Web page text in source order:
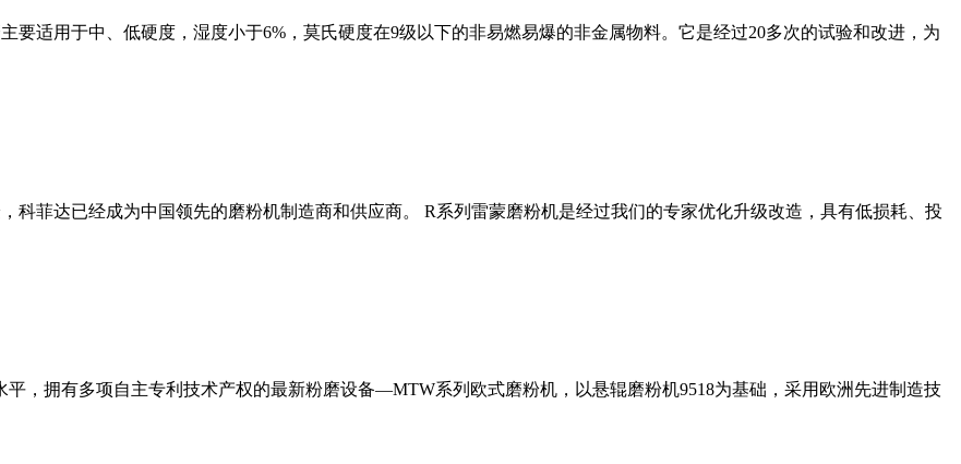
要适用于中、低硬度，湿度小于6%，莫氏硬度在9级以下的非易燃易爆的非金属物料。它是经过20多次的试验和改进，为
科菲达已经成为中国领先的磨粉机制造商和供应商。 R系列雷蒙磨粉机是经过我们的专家优化升级改造，具有低损耗、投
，拥有多项自主专利技术产权的最新粉磨设备—MTW系列欧式磨粉机，以悬辊磨粉机9518为基础，采用欧洲先进制造技